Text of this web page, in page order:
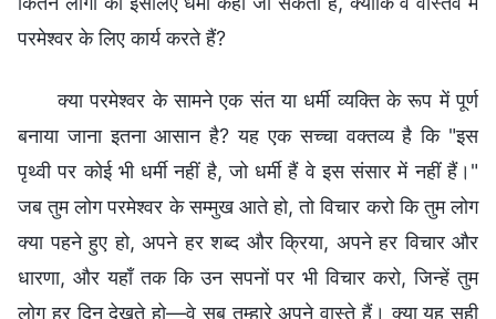
परमेश्वर के लिए कार्य करते हैं?
क्या परमेश्वर के सामने एक संत या धर्मी व्यक्ति के रूप में पूर्ण
बनाया जाना इतना आसान है? यह एक सच्चा वक्तव्य है कि "इस
पृथ्वी पर कोई भी धर्मी नहीं है, जो धर्मी हैं वे इस संसार में नहीं हैं।"
जब तुम लोग परमेश्वर के सम्मुख आते हो, तो विचार करो कि तुम लोग
क्या पहने हुए हो, अपने हर शब्द और क्रिया, अपने हर विचार और
धारणा, और यहाँ तक कि उन सपनों पर भी विचार करो, जिन्हें तुम
लोग हर दिन देखते हो—वे सब तुम्हारे अपने वास्ते हैं। क्या यह सही